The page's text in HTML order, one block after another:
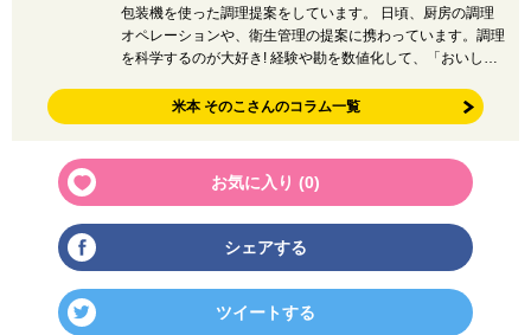
包装機を使った調理提案をしています。 日頃、厨房の調理
オペレーションや、衛生管理の提案に携わっています。調理
を科学するのが大好き! 経験や勘を数値化して、「おいし…
米本 そのこさんのコラム一覧
お気に入り (0)
シェアする
ツイートする